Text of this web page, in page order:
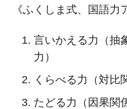
《ふくしま式、国語力
言いかえる力（抽
力）
くらべる力（対比
たどる力（因果関